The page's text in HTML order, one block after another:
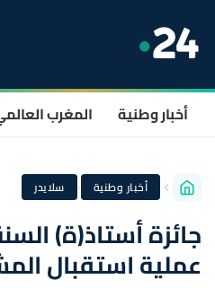
أخبار وطنية المغرب
أخبار وطنية · سلايدر
عملية استقبال